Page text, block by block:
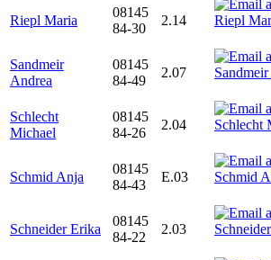
Riepl Maria
08145
84-30
2.14
Sandmeir
Andrea
08145
84-49
2.07
Schlecht
Michael
08145
84-26
2.04
Schmid Anja
08145
84-43
E.03
Schneider Erika
08145
84-22
2.03